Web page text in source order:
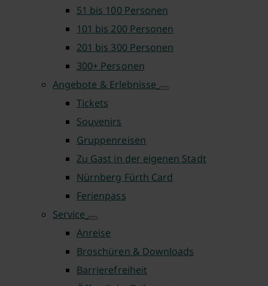
51 bis 100 Personen
101 bis 200 Personen
201 bis 300 Personen
300+ Personen
Angebote & Erlebnisse
Tickets
Souvenirs
Gruppenreisen
Zu Gast in der eigenen Stadt
Nürnberg Fürth Card
Ferienpass
Service
Anreise
Broschüren & Downloads
Barrierefreiheit